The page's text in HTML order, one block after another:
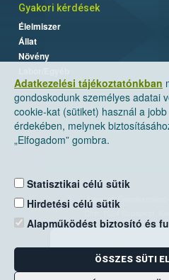
Adatkezelési tájékoztatónkban
gondoskodunk személyes adatai
cookie-kat (sütiket) használ a
érdekében, melynek
„Elfogadom” gombra.
Statisztikai célú sütik
Hirdetési célú sütik
Alapműködést biztosító és
ÖSSZES SÜTI
Gyakori kérdések
Élelmiszer
Állat
Növény
Nemzeti
Levelezési cím: 1525
E-mail: